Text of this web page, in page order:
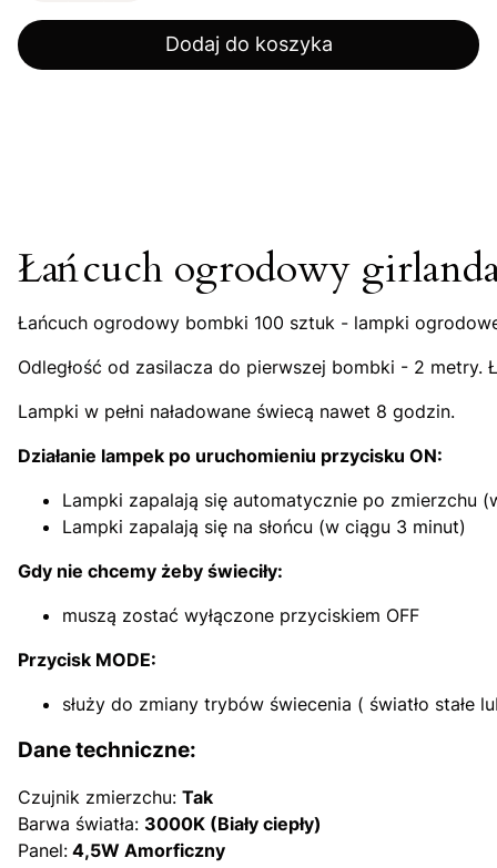
Dodaj do koszyka
Łańcuch ogrodowy
Łańcuch ogrodowy bombki 100 sztuk - lampki
Odległość od zasilacza do pierwszej bombki - 2 metry.
Lampki w pełni naładowane świecą nawet 8 godzin.
Działanie lampek po uruchomieniu przycisku ON:
Lampki zapalają się automatycznie po zmierzchu
Lampki zapalają się na słońcu (w ciągu 3 minut)
Gdy nie chcemy żeby świeciły:
muszą zostać wyłączone przyciskiem OFF
Przycisk MODE:
służy do zmiany trybów świecenia ( światło stałe
Dane techniczne:
Czujnik zmierzchu: Tak
Barwa światła: 3000K (Biały ciepły)
Panel: 4,5W Amorficzny